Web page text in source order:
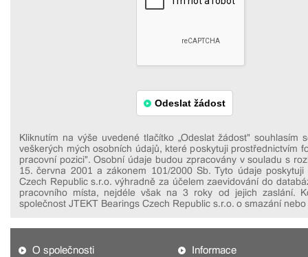
Odeslat žádost
Kliknutím na výše uvedené tlačítko „Odeslat žádost" souhlasím
veškerých mých osobních údajů, které poskytuji prostřednictvím
pracovní pozici". Osobní údaje budou zpracovány v souladu s
15. června 2001 a zákonem 101/2000 Sb. Tyto údaje poskytuji
Czech Republic s.r.o. výhradně za účelem zaevidování do
pracovního místa, nejdéle však na 3 roky od jejich zaslání.
společnost JTEKT Bearings Czech Republic s.r.o. o smazání
O společnosti Informace